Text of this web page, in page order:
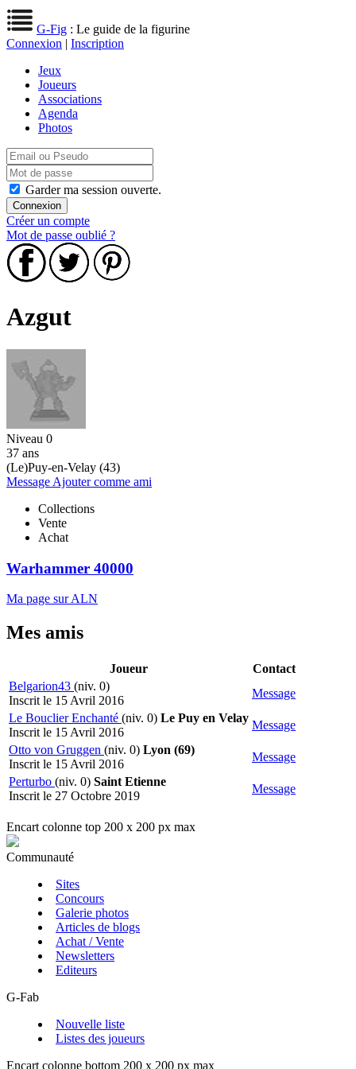
G-Fig : Le guide de la figurine
Connexion | Inscription
Jeux
Joueurs
Associations
Agenda
Photos
Garder ma session ouverte.
Créer un compte
Mot de passe oublié ?
Azgut
Niveau 0
37 ans
(Le)Puy-en-Velay (43)
Message Ajouter comme ami
Collections
Vente
Achat
Warhammer 40000
Ma page sur ALN
Mes amis
Joueur
Contact
Belgarion43 (niv. 0)
Inscrit le 15 Avril 2016
Message
Le Bouclier Enchanté (niv. 0) Le Puy en Velay
Inscrit le 15 Avril 2016
Message
Otto von Gruggen (niv. 0) Lyon (69)
Inscrit le 15 Avril 2016
Message
Perturbo (niv. 0) Saint Etienne
Inscrit le 27 Octobre 2019
Message
Encart colonne top 200 x 200 px max
Communauté
Sites
Concours
Galerie photos
Articles de blogs
Achat / Vente
Newsletters
Editeurs
G-Fab
Nouvelle liste
Listes des joueurs
Encart colonne bottom 200 x 200 px max